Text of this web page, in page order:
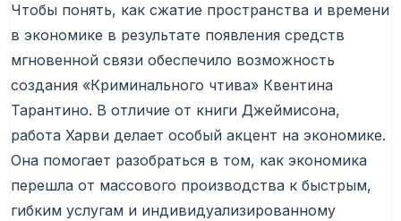
Чтобы понять, как сжатие пространства и времени
в экономике в результате появления средств
мгновенной связи обеспечило возможность
создания «Криминального чтива» Квентина
Тарантино. В отличие от книги Джеймисона,
работа Харви делает особый акцент на экономике.
Она помогает разобраться в том, как экономика
перешла от массового производства к быстрым,
гибким услугам и индивидуализированному